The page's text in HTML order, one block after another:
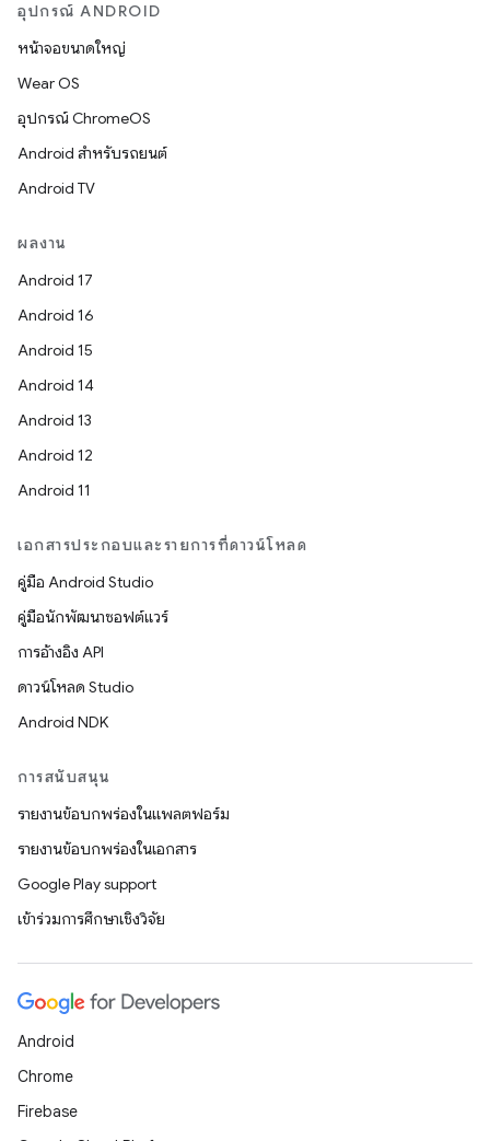
อุปกรณ์ ANDROID
หน้าจอขนาดใหญ่
Wear OS
อุปกรณ์ ChromeOS
Android สำหรับรถยนต์
Android TV
ผลงาน
Android 17
Android 16
Android 15
Android 14
Android 13
Android 12
Android 11
เอกสารประกอบและรายการที่ดาวน์โหลด
คู่มือ Android Studio
คู่มือนักพัฒนาซอฟต์แวร์
การอ้างอิง API
ดาวน์โหลด Studio
Android NDK
การสนับสนุน
รายงานข้อบกพร่องในแพลตฟอร์ม
รายงานข้อบกพร่องในเอกสาร
Google Play support
เข้าร่วมการศึกษาเชิงวิจัย
Android
Chrome
Firebase